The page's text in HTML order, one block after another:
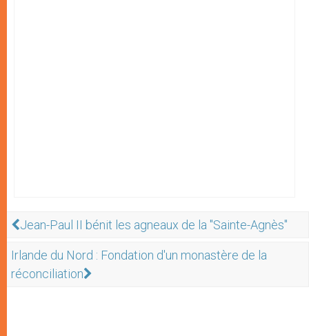
Jean-Paul II bénit les agneaux de la "Sainte-Agnès"
Irlande du Nord : Fondation d'un monastère de la
réconciliation